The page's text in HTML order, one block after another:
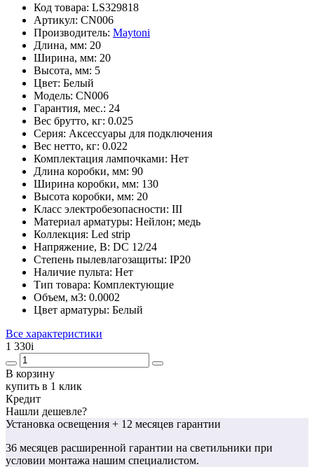
Код товара: LS329818
Артикул: CN006
Производитель: Maytoni
Длина, мм: 20
Ширина, мм: 20
Высота, мм: 5
Цвет: Белый
Модель: CN006
Гарантия, мес.: 24
Вес брутто, кг: 0.025
Серия: Аксессуары для подключения
Вес нетто, кг: 0.022
Комплектация лампочками: Нет
Длина коробки, мм: 90
Ширина коробки, мм: 130
Высота коробки, мм: 20
Класс электробезопасности: III
Материал арматуры: Нейлон; медь
Коллекция: Led strip
Напряжение, В: DC 12/24
Степень пылевлагозащиты: IP20
Наличие пульта: Нет
Тип товара: Комплектующие
Объем, м3: 0.0002
Цвет арматуры: Белый
Все характеристики
1 330i
В корзину
купить в 1 клик
Кредит
Нашли дешевле?
Установка освещения + 12 месяцев гарантии
36 месяцев расширенной гарантии на светильники при
условии монтажа нашим специалистом.